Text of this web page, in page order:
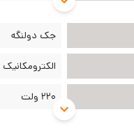
جک دولنگه
الکترومکانیک
220 ولت